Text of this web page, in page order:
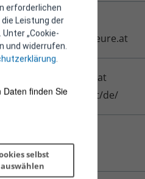
erforderlichen
Leistung der
„Cookie-
und widerrufen.
finden Sie
selbst
auswählen
ingenieure.at
www.mo-ingenieure.at
sieben.at
www.e-sieben.at/de/
www.vtu.com